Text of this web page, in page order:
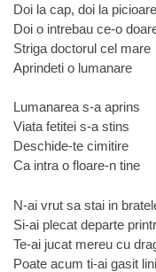
Doi la cap, doi la picioare
Doi o intrebau ce-o
Striga doctorul cel mare
Aprindeti o lumanare
Lumanarea s-a aprins
Viata fetitei s-a stins
Deschide-te cimitire
Ca intra o floare-n tine
N-ai vrut sa stai in
Si-ai plecat departe
Te-ai jucat mereu cu
Poate acum ti-ai gasit